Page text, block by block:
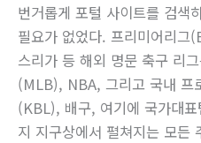
번거롭게 포털 사이트를 검색
필요가 없었다. 프리미어리그
스리가 등 해외 명문 축구 리
(MLB), NBA, 그리고 국내 프
(KBL), 배구, 여기에 국가대
지 지구상에서 펼쳐지는 모든